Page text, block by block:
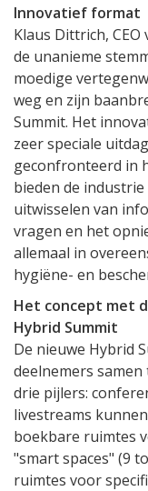
Innovatief format
Klaus Dittrich,
de unanieme
moedige
weg en zijn
Summit. Het
zeer speciale
geconfronteerd in
bieden de
uitwisselen van
vragen en het
allemaal in
hygiëne- en
Het concept met
Hybrid Summit
De nieuwe Hybrid
deelnemers
drie pijlers:
livestreams
boekbare ruimtes
"smart spaces" (9
ruimtes voor